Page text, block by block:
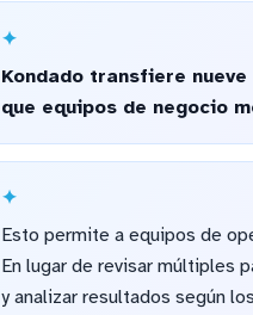
Kondado transfiere
que equipos de negocio
Esto permite a equipos de
En lugar de revisar múltiples
y analizar resultados según